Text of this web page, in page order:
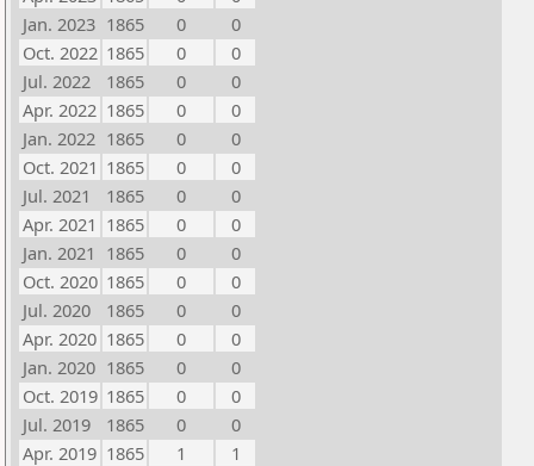
Jan. 2023 1865 0
0
Oct. 2022 1865 0
0
Jul. 2022
1865 0
0
Apr. 2022 1865 0
0
Jan. 2022 1865 0
0
Oct. 2021 1865 0
0
Jul. 2021
1865 0
0
Apr. 2021 1865 0
0
Jan. 2021 1865 0
0
Oct. 2020 1865 0
0
Jul. 2020
1865 0
0
Apr. 2020 1865 0
0
Jan. 2020 1865 0
0
Oct. 2019 1865 0
0
Jul. 2019
1865 0
0
Apr. 2019 1865 1
1